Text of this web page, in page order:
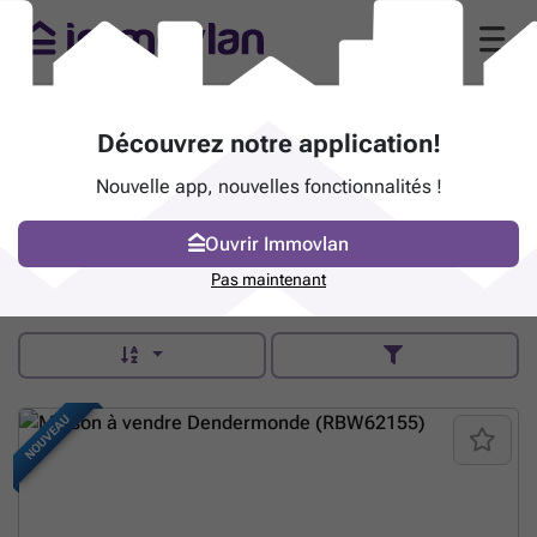
Appels)
Noordlaan 79 - 9200 Appels
era.be/nl/era-wonen/dendermonde
Contacter
NOUVEAU
Découvrez notre application!
Nouvelle app, nouvelles fonctionnalités !
Ouvrir Immovlan
Pas maintenant